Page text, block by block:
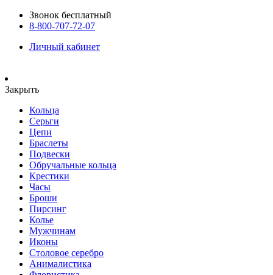
Звонок бесплатный
8-800-707-72-07
Личный кабинет
Закрыть
Кольца
Серьги
Цепи
Браслеты
Подвески
Обручальные кольца
Крестики
Часы
Броши
Пирсинг
Колье
Мужчинам
Иконы
Столовое серебро
Анималистика